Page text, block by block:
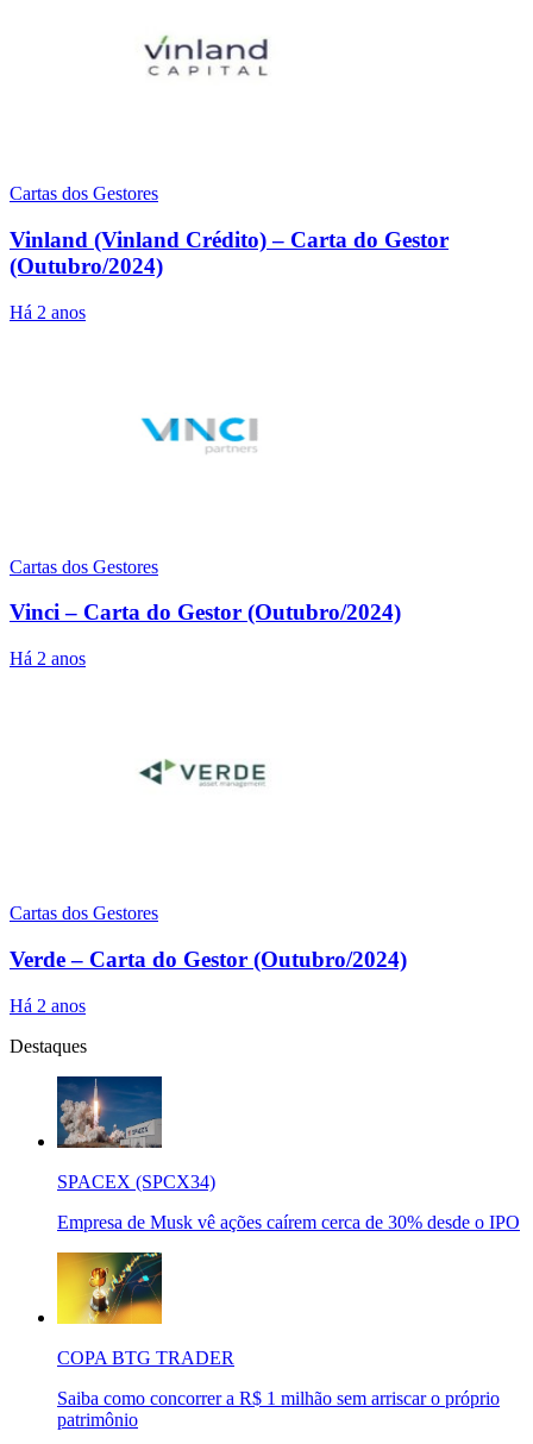
Cartas dos Gestores
Vinland (Vinland Crédito) – Carta do Gestor
(Outubro/2024)
Há 2 anos
Cartas dos Gestores
Vinci – Carta do Gestor (Outubro/2024)
Há 2 anos
Cartas dos Gestores
Verde – Carta do Gestor (Outubro/2024)
Há 2 anos
Destaques
SPACEX (SPCX34)
Empresa de Musk vê ações caírem cerca de 30% desde o IPO
COPA BTG TRADER
Saiba como concorrer a R$ 1 milhão sem arriscar o próprio
patrimônio